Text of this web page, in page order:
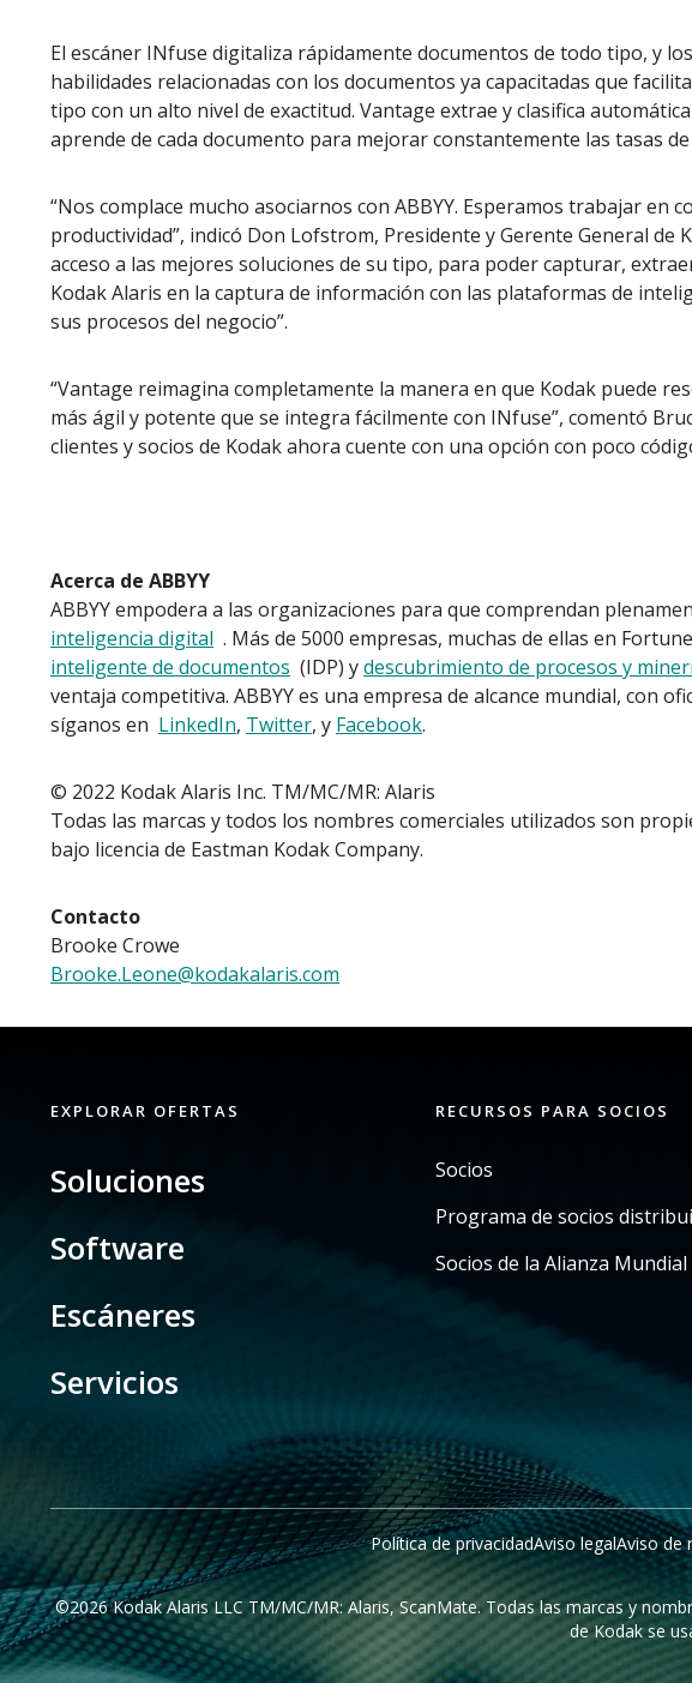
El escáner INfuse digitaliza rápidamente documentos de todo tipo, y
habilidades relacionadas con los documentos ya capacitadas que
tipo con un alto nivel de exactitud. Vantage extrae y clasifica
aprende de cada documento para mejorar constantemente las tasas
“Nos complace mucho asociarnos con ABBYY. Esperamos trabajar
productividad”, indicó Don Lofstrom, Presidente y Gerente General de
acceso a las mejores soluciones de su tipo, para poder capturar,
Kodak Alaris en la captura de información con las plataformas de
sus procesos del negocio”.
“Vantage reimagina completamente la manera en que Kodak puede
más ágil y potente que se integra fácilmente con INfuse”, comentó
clientes y socios de Kodak ahora cuente con una opción con poco
Acerca de ABBYY
ABBYY empodera a las organizaciones para que comprendan
inteligencia digital . Más de 5000 empresas, muchas de ellas en
inteligente de documentos (IDP) ydescubrimiento de procesos y
ventaja competitiva. ABBYY es una empresa de alcance mundial, con
síganos en LinkedIn, Twitter, y Facebook.
© 2022 Kodak Alaris Inc. TM/MC/MR: Alaris
Todas las marcas y todos los nombres comerciales utilizados son
bajo licencia de Eastman Kodak Company.
Contacto
Brooke Crowe
Brooke.Leone@kodakalaris.com
EXPLORAR OFERTAS
Soluciones
Software
Escáneres
Servicios
RECURSOS PARA SOCIOS
Socios
Programa de socios
Socios de la Alianza Mundial
Política de privacidadAviso legalAviso de
©2026 Kodak Alaris LLC TM/MC/MR: Alaris, ScanMate. Todas las marcas y
de Kodak se